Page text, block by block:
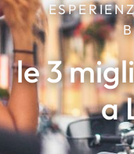
le 3
a